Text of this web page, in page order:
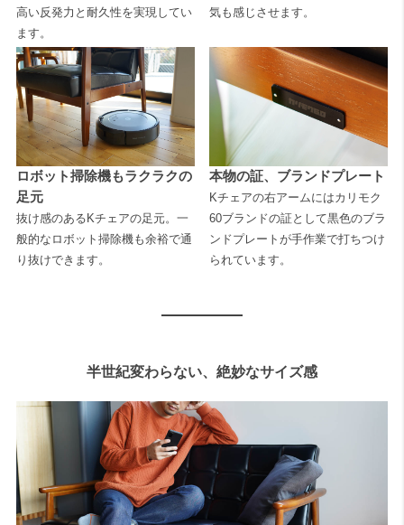
高い反発力と耐久性を実現してい
ます。
気も感じさせます。
ロボット掃除機もラクラクの
足元
抜け感のあるKチェアの足元。一
般的なロボット掃除機も余裕で通
り抜けできます。
本物の証、ブランドプレート
Kチェアの右アームにはカリモク
60ブランドの証として黒色のブラ
ンドプレートが手作業で打ちつけ
られています。
半世紀変わらない、絶妙なサイズ感